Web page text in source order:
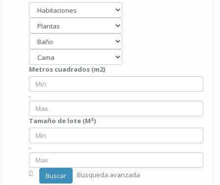
Metros cuadrados (m2)
-
Tamaño de lote (M²)
-
Buscar Busqueda avanzada